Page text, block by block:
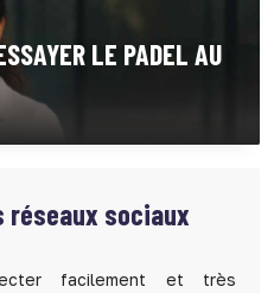
LE PADEL AU
réseaux sociaux
facilement et très